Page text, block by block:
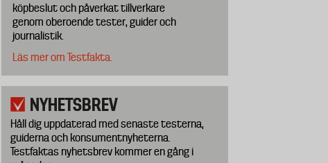
köpbeslut och påverkat tillverkare
genom oberoende tester, guider och
journalistik.
Läs mer om Testfakta.
NYHETSBREV
Håll dig uppdaterad med senaste testerna,
guiderna och konsumentnyheterna.
Testfaktas nyhetsbrev kommer en gång i